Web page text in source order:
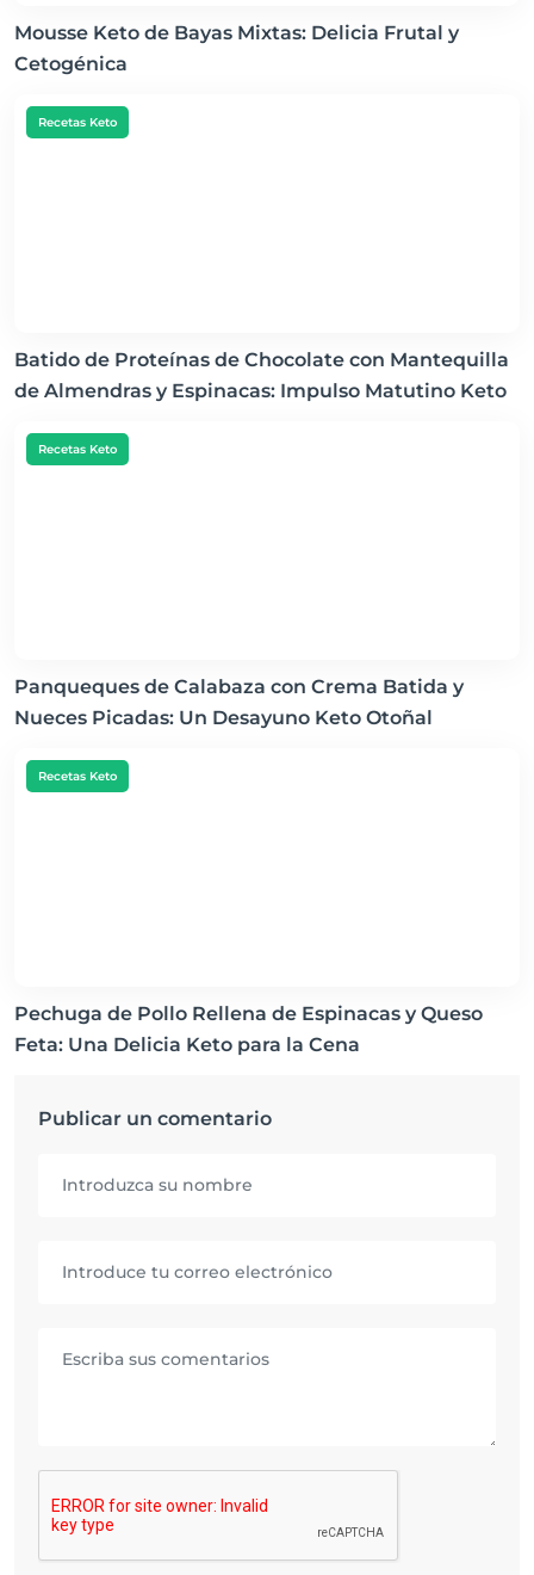
Mousse Keto de Bayas Mixtas: Delicia Frutal y
Cetogénica
Recetas Keto
Batido de Proteínas de Chocolate con Mantequilla
de Almendras y Espinacas: Impulso Matutino Keto
Recetas Keto
Panqueques de Calabaza con Crema Batida y
Nueces Picadas: Un Desayuno Keto Otoñal
Recetas Keto
Pechuga de Pollo Rellena de Espinacas y Queso
Feta: Una Delicia Keto para la Cena
Publicar un comentario